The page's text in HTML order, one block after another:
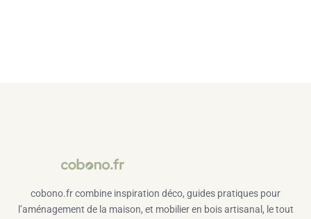
cobono.fr combine inspiration déco, guides pratiques pour
l’aménagement de la maison, et mobilier en bois artisanal, le tout